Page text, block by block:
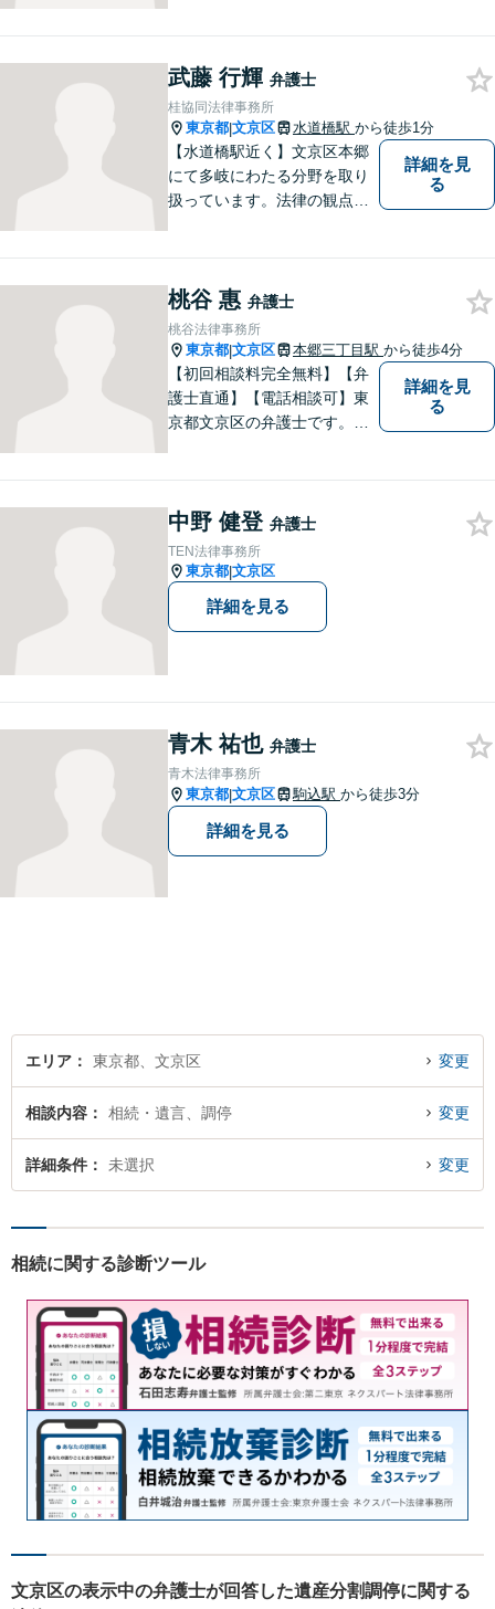
法務など、幅広い法律トラブ
ルに対応。【明確な料金体
系】よりよい解決を目指して
いきます。
武藤 行輝 弁護士
桂協同法律事務所
東京都|文京区 水道橋駅 から徒歩1分
【水道橋駅近く】文京区本郷
にて多岐にわたる分野を取り
扱っています。法律の観点か
軽にご相談ください【都内各
線からのアクセス良好】
詳細を見
る
桃谷 惠 弁護士
桃谷法律事務所
東京都|文京区 本郷三丁目駅 から徒歩4分
【初回相談料完全無料】【弁
護士直通】【電話相談可】東
京都文京区の弁護士です。夜
度ご相談してください。
詳細を見
る
中野 健登 弁護士
TEN法律事務所
東京都|文京区
詳細を見る
青木 祐也 弁護士
青木法律事務所
東京都|文京区 駒込駅 から徒歩3分
詳細を見る
エリア 東京都、文京区 変更
相談内容 相続・遺言、調停 変更
詳細条件 未選択 変更
相続に関する診断ツール
文京区の表示中の弁護士が回答した遺産分割調停に関する